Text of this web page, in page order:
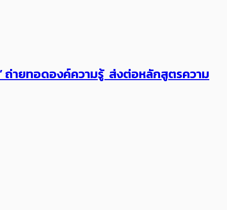
ถ่ายทอดองค์ความรู้ ส่งต่อหลักสูตรความ